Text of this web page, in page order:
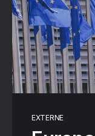
EXTERNE